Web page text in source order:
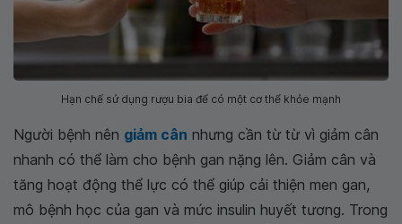
Hạn chế sử dụng rượu bia để có một cơ thể khỏe mạnh
Người bệnh nên giảm cân nhưng cần từ từ vì giảm cân
nhanh có thể làm cho bệnh gan nặng lên. Giảm cân và
tăng hoạt động thể lực có thể giúp cải thiện men gan,
mô bệnh học của gan và mức insulin huyết tương. Trong